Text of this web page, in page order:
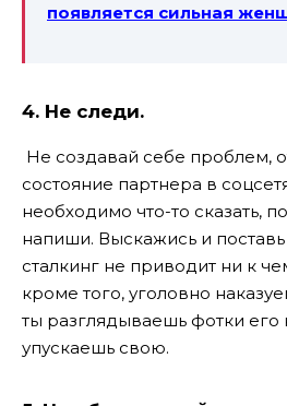
появляется сильная
4. Не следи.
Не создавай себе проблем,
состояние партнера в
необходимо что-то сказать,
напиши. Выскажись и
сталкинг не приводит ни к
кроме того, уголовно
ты разглядываешь фотки его
упускаешь свою.